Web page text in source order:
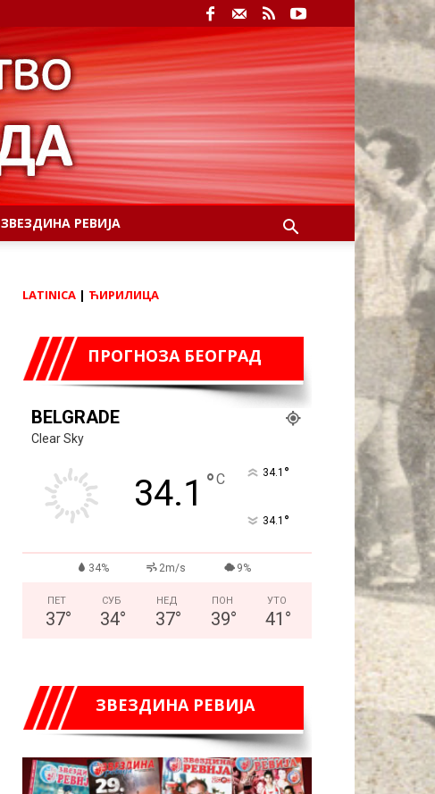
ЗВЕЗДИНА РЕВИЈА
LATINICA | ЋИРИЛИЦА
ПРОГНОЗА БЕОГРАД
BELGRADE
Clear Sky
34.1 °C 34.1 °
34.1 °
34% 2m/s 9%
ПЕТ
37°
СУБ
34°
НЕД
37°
ПОН
39°
УТО
41 °
ЗВЕЗДИНА РЕВИЈА